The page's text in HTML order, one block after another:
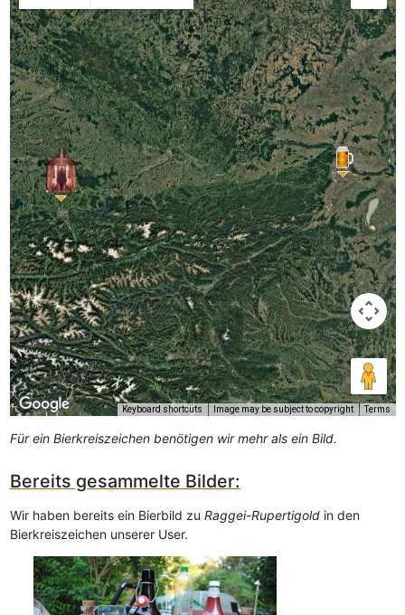
Keyboard shortcuts Image may be subject to copyright Terms
Für ein Bierkreiszeichen benötigen wir mehr als ein Bild.
Bereits gesammelte Bilder:
Wir haben bereits ein Bierbild zu Raggei-Rupertigoldin den
Bierkreiszeichen unserer User.